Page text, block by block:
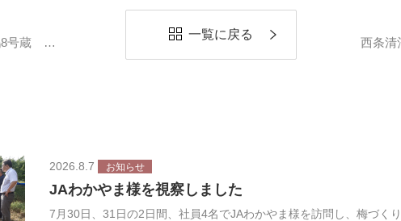
【蔵の出来事】賀茂鶴8号蔵 大吟醸袋絞り
一覧に戻る
2026.8.7 お知らせ
JAわかやま様を視察しました
7月30日、31日の2日間、社員4名でJAわかやま様を訪問し、梅づく